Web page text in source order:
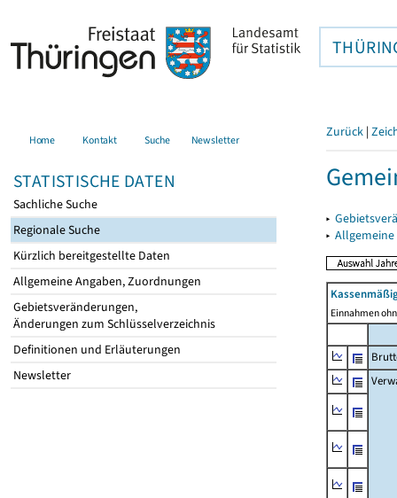
Home Kontakt Suche Newsletter
STATISTISCHE DATEN
Sachliche Suche
Regionale Suche
Kürzlich bereitgestellte Daten
Allgemeine Angaben, Zuordnungen
Gebietsveränderungen,
Änderungen zum Schlüsselverzeichnis
Definitionen und Erläuterungen
Newsletter
Zurück |
▸
▸
Einnahmen